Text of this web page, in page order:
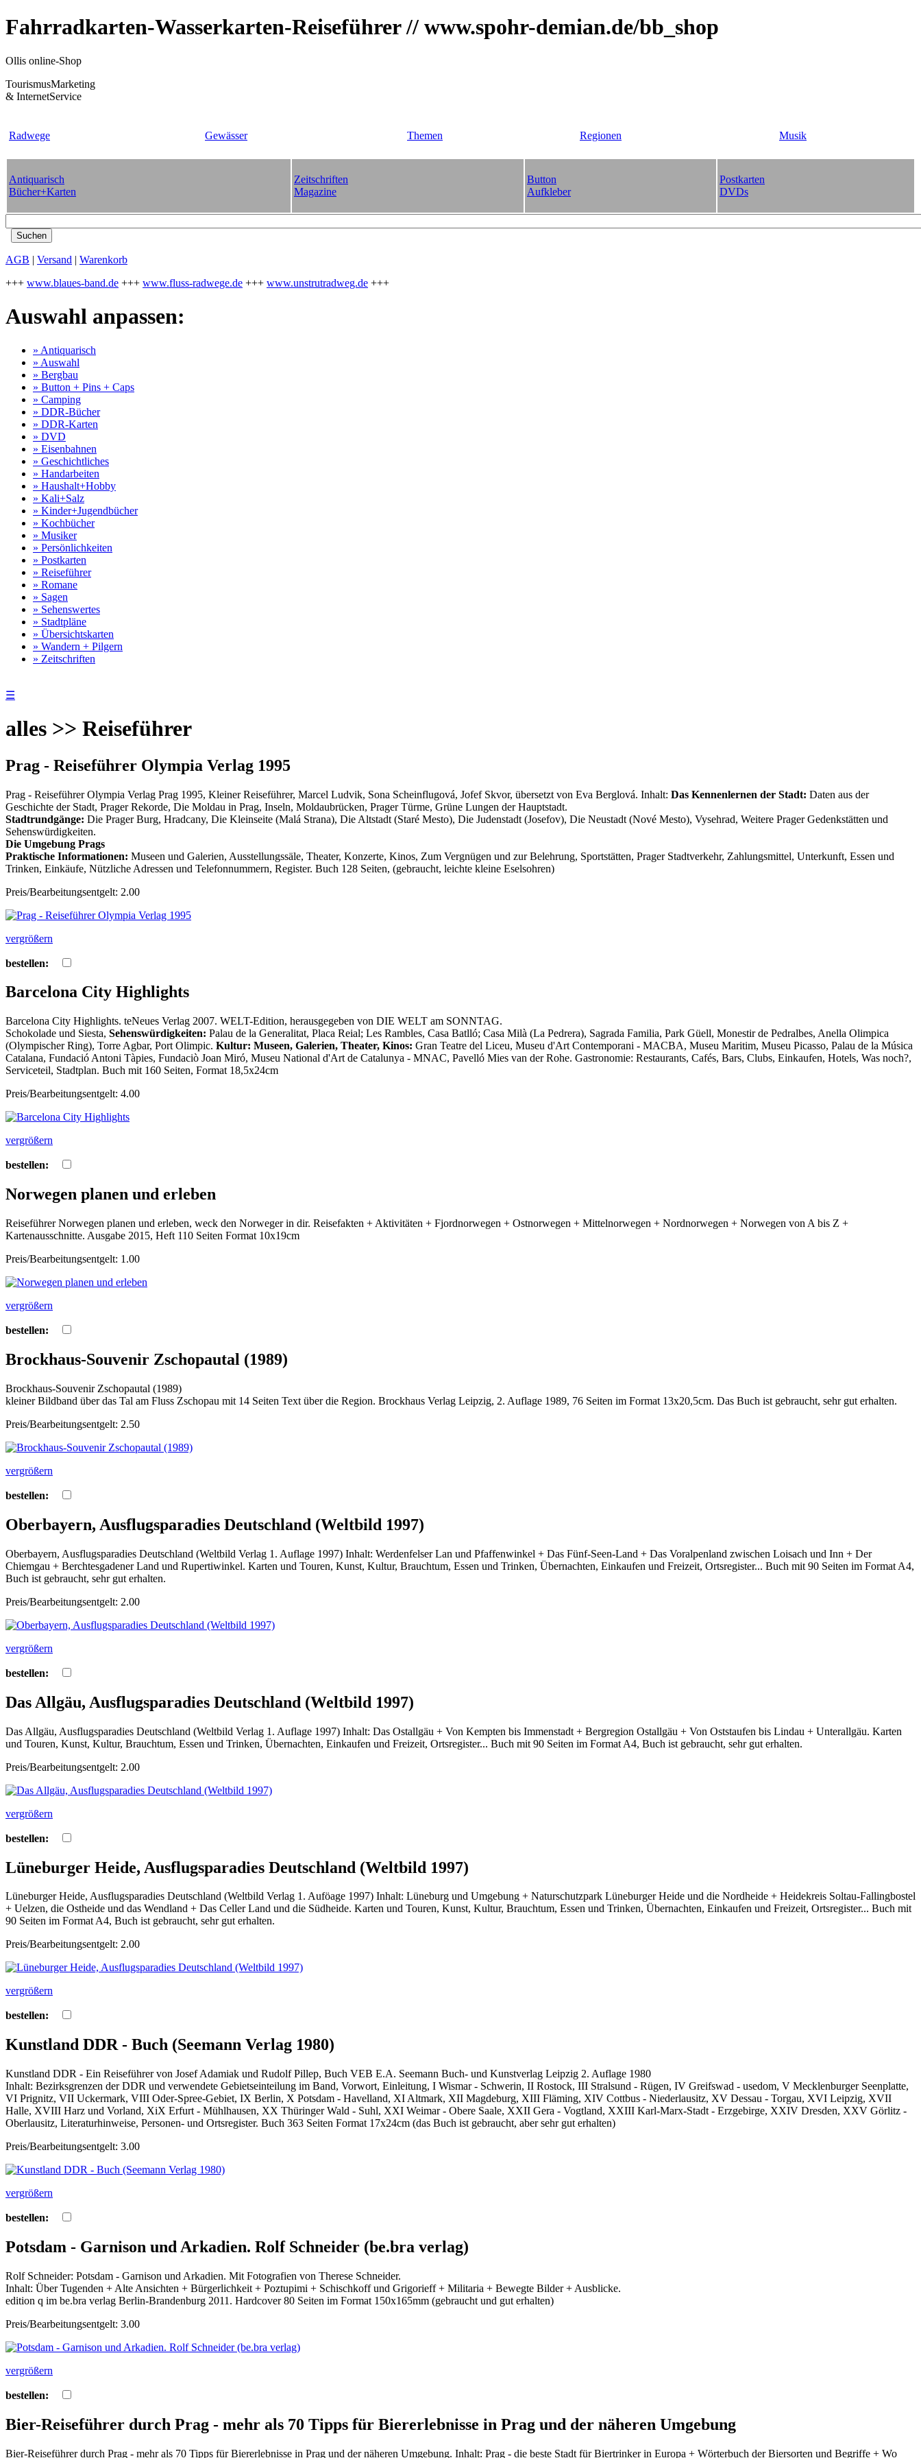
Fahrradkarten-Wasserkarten-Reiseführer // www.spohr-demian.de/bb_shop
Ollis online-Shop
TourismusMarketing
& InternetService
Radwege Gewässer Themen Regionen Musik
Antiquarisch
Bücher+Karten
Zeitschriften
Magazine
Button
Aufkleber
Postkarten
DVDs
AGB | Versand | Warenkorb
+++ www.blaues-band.de +++ www.fluss-radwege.de +++ www.unstrutradweg.de +++
Auswahl anpassen:
» Antiquarisch
» Auswahl
» Bergbau
» Button + Pins + Caps
» Camping
» DDR-Bücher
» DDR-Karten
» DVD
» Eisenbahnen
» Geschichtliches
» Handarbeiten
» Haushalt+Hobby
» Kali+Salz
» Kinder+Jugendbücher
» Kochbücher
» Musiker
» Persönlichkeiten
» Postkarten
» Reiseführer
» Romane
» Sagen
» Sehenswertes
» Stadtpläne
» Übersichtskarten
» Wandern + Pilgern
» Zeitschriften
☰
alles >> Reiseführer
Prag - Reiseführer Olympia Verlag 1995
Prag - Reiseführer Olympia Verlag Prag 1995, Kleiner Reiseführer, Marcel Ludvik, Sona Scheinflugová, Jofef Skvor, übersetzt von Eva Berglová. Inhalt: Das Kennenlernen der Stadt: Daten aus der
Geschichte der Stadt, Prager Rekorde, Die Moldau in Prag, Inseln, Moldaubrücken, Prager Türme, Grüne Lungen der Hauptstadt.
Stadtrundgänge: Die Prager Burg, Hradcany, Die Kleinseite (Malá Strana), Die Altstadt (Staré Mesto), Die Judenstadt (Josefov), Die Neustadt (Nové Mesto), Vysehrad, Weitere Prager Gedenkstätten und
Sehenswürdigkeiten.
Die Umgebung Prags
Praktische Informationen: Museen und Galerien, Ausstellungssäle, Theater, Konzerte, Kinos, Zum Vergnügen und zur Belehrung, Sportstätten, Prager Stadtverkehr, Zahlungsmittel, Unterkunft, Essen und
Trinken, Einkäufe, Nützliche Adressen und Telefonnummern, Register. Buch 128 Seiten, (gebraucht, leichte kleine Eselsohren)
Preis/Bearbeitungsentgelt: 2.00
vergrößern
bestellen:
Barcelona City Highlights
Barcelona City Highlights. teNeues Verlag 2007. WELT-Edition, herausgegeben von DIE WELT am SONNTAG.
Schokolade und Siesta, Sehenswürdigkeiten: Palau de la Generalitat, Placa Reial; Les Rambles, Casa Batlló; Casa Milà (La Pedrera), Sagrada Familia, Park Güell, Monestir de Pedralbes, Anella Olimpica
(Olympischer Ring), Torre Agbar, Port Olimpic. Kultur: Museen, Galerien, Theater, Kinos: Gran Teatre del Liceu, Museu d'Art Contemporani - MACBA, Museu Maritim, Museu Picasso, Palau de la Música
Catalana, Fundació Antoni Tàpies, Fundaciò Joan Miró, Museu National d'Art de Catalunya - MNAC, Pavelló Mies van der Rohe. Gastronomie: Restaurants, Cafés, Bars, Clubs, Einkaufen, Hotels, Was noch?,
Serviceteil, Stadtplan. Buch mit 160 Seiten, Format 18,5x24cm
Preis/Bearbeitungsentgelt: 4.00
vergrößern
bestellen:
Norwegen planen und erleben
Reiseführer Norwegen planen und erleben, weck den Norweger in dir. Reisefakten + Aktivitäten + Fjordnorwegen + Ostnorwegen + Mittelnorwegen + Nordnorwegen + Norwegen von A bis Z +
Kartenausschnitte. Ausgabe 2015, Heft 110 Seiten Format 10x19cm
Preis/Bearbeitungsentgelt: 1.00
vergrößern
bestellen:
Brockhaus-Souvenir Zschopautal (1989)
Brockhaus-Souvenir Zschopautal (1989)
kleiner Bildband über das Tal am Fluss Zschopau mit 14 Seiten Text über die Region. Brockhaus Verlag Leipzig, 2. Auflage 1989, 76 Seiten im Format 13x20,5cm. Das Buch ist gebraucht, sehr gut erhalten.
Preis/Bearbeitungsentgelt: 2.50
vergrößern
bestellen:
Oberbayern, Ausflugsparadies Deutschland (Weltbild 1997)
Oberbayern, Ausflugsparadies Deutschland (Weltbild Verlag 1. Auflage 1997) Inhalt: Werdenfelser Lan und Pfaffenwinkel + Das Fünf-Seen-Land + Das Voralpenland zwischen Loisach und Inn + Der
Chiemgau + Berchtesgadener Land und Rupertiwinkel. Karten und Touren, Kunst, Kultur, Brauchtum, Essen und Trinken, Übernachten, Einkaufen und Freizeit, Ortsregister... Buch mit 90 Seiten im Format A4,
Buch ist gebraucht, sehr gut erhalten.
Preis/Bearbeitungsentgelt: 2.00
vergrößern
bestellen:
Das Allgäu, Ausflugsparadies Deutschland (Weltbild 1997)
Das Allgäu, Ausflugsparadies Deutschland (Weltbild Verlag 1. Auflage 1997) Inhalt: Das Ostallgäu + Von Kempten bis Immenstadt + Bergregion Ostallgäu + Von Oststaufen bis Lindau + Unterallgäu. Karten
und Touren, Kunst, Kultur, Brauchtum, Essen und Trinken, Übernachten, Einkaufen und Freizeit, Ortsregister... Buch mit 90 Seiten im Format A4, Buch ist gebraucht, sehr gut erhalten.
Preis/Bearbeitungsentgelt: 2.00
vergrößern
bestellen:
Lüneburger Heide, Ausflugsparadies Deutschland (Weltbild 1997)
Lüneburger Heide, Ausflugsparadies Deutschland (Weltbild Verlag 1. Auföage 1997) Inhalt: Lüneburg und Umgebung + Naturschutzpark Lüneburger Heide und die Nordheide + Heidekreis Soltau-Fallingbostel
+ Uelzen, die Ostheide und das Wendland + Das Celler Land und die Südheide. Karten und Touren, Kunst, Kultur, Brauchtum, Essen und Trinken, Übernachten, Einkaufen und Freizeit, Ortsregister... Buch mit
90 Seiten im Format A4, Buch ist gebraucht, sehr gut erhalten.
Preis/Bearbeitungsentgelt: 2.00
vergrößern
bestellen:
Kunstland DDR - Buch (Seemann Verlag 1980)
Kunstland DDR - Ein Reiseführer von Josef Adamiak und Rudolf Pillep, Buch VEB E.A. Seemann Buch- und Kunstverlag Leipzig 2. Auflage 1980
Inhalt: Bezirksgrenzen der DDR und verwendete Gebietseinteilung im Band, Vorwort, Einleitung, I Wismar - Schwerin, II Rostock, III Stralsund - Rügen, IV Greifswad - usedom, V Mecklenburger Seenplatte,
VI Prignitz, VII Uckermark, VIII Oder-Spree-Gebiet, IX Berlin, X Potsdam - Havelland, XI Altmark, XII Magdeburg, XIII Fläming, XIV Cottbus - Niederlausitz, XV Dessau - Torgau, XVI Leipzig, XVII
Halle, XVIII Harz und Vorland, XiX Erfurt - Mühlhausen, XX Thüringer Wald - Suhl, XXI Weimar - Obere Saale, XXII Gera - Vogtland, XXIII Karl-Marx-Stadt - Erzgebirge, XXIV Dresden, XXV Görlitz -
Oberlausitz, Literaturhinweise, Personen- und Ortsregister. Buch 363 Seiten Format 17x24cm (das Buch ist gebraucht, aber sehr gut erhalten)
Preis/Bearbeitungsentgelt: 3.00
vergrößern
bestellen:
Potsdam - Garnison und Arkadien. Rolf Schneider (be.bra verlag)
Rolf Schneider: Potsdam - Garnison und Arkadien. Mit Fotografien von Therese Schneider.
Inhalt: Über Tugenden + Alte Ansichten + Bürgerlichkeit + Poztupimi + Schischkoff und Grigorieff + Militaria + Bewegte Bilder + Ausblicke.
edition q im be.bra verlag Berlin-Brandenburg 2011. Hardcover 80 Seiten im Format 150x165mm (gebraucht und gut erhalten)
Preis/Bearbeitungsentgelt: 3.00
vergrößern
bestellen:
Bier-Reiseführer durch Prag - mehr als 70 Tipps für Biererlebnisse in Prag und der näheren Umgebung
Bier-Reiseführer durch Prag - mehr als 70 Tipps für Biererlebnisse in Prag und der näheren Umgebung. Inhalt: Prag - die beste Stadt für Biertrinker in Europa + Wörterbuch der Biersorten und Begriffe + Wo